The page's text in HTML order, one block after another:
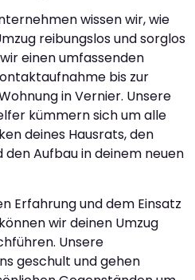
wissen wir, wie
reibungslos und sorglos
einen umfassenden
bis zur
in Vernier. Unsere
kümmern sich um alle
deines Hausrats, den
Aufbau in deinem neuen
Erfahrung und dem Einsatz
wir deinen Umzug
Unsere
geschult und gehen